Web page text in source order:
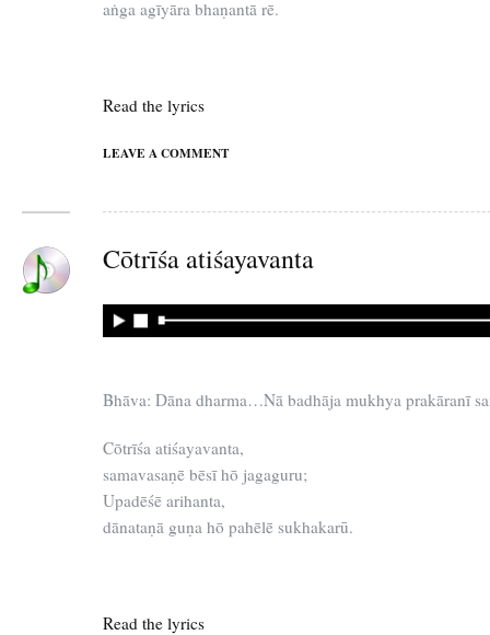
aṅga agīyāra bhaṇantā rē.
Read the lyrics
LEAVE A COMMENT
Cōtrīśa atiśayavanta
Bhāva: Dāna dharma…Nā badhāja mukhya prakāranī
Cōtrīśa atiśayavanta,
samavasaṇē bēsī hō jagaguru;
Upadēśē arihanta,
dānataṇā guṇa hō pahēlē sukhakarū.
Read the lyrics